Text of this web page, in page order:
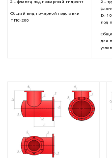
Пожарная подставка